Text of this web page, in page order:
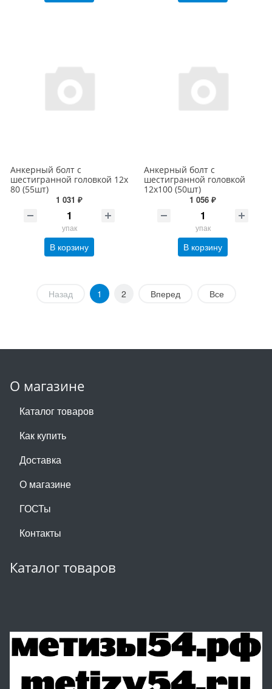
Анкерный болт с
шестигранной головкой 12х
80 (55шт)
1 031 ₽
упак
В корзину
Анкерный болт с
шестигранной головкой
12х100 (50шт)
1 056 ₽
упак
В корзину
Назад 1 2 Вперед Все
О магазине
Каталог товаров
Как купить
Доставка
О магазине
ГОСТы
Контакты
Каталог товаров